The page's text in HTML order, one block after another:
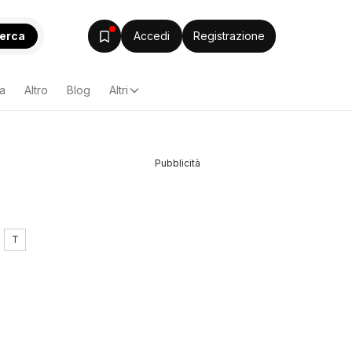
Accedi Registrazione
Altro Blog Altri
T
Pubblicità